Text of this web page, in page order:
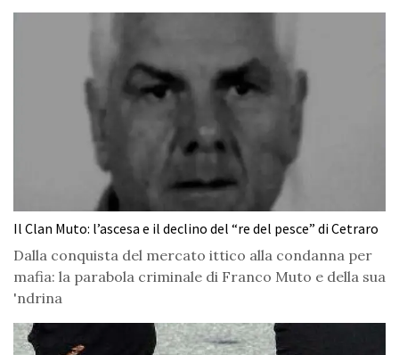
Il Clan Muto: l’ascesa e il declino del “re del pesce” di Cetraro
Dalla conquista del mercato ittico alla condanna per
mafia: la parabola criminale di Franco Muto e della sua
'ndrina